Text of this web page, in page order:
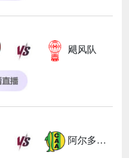
飓风队
阿尔多斯维